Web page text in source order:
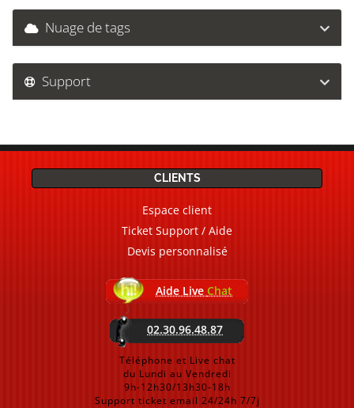
Nuage de tags
Support
CLIENTS
Espace client
Ticket Support / Aide
Devis personnalisé
Aide Live Chat
02.30.96.48.87
Téléphone et Live chat
du Lundi au Vendredi
9h-12h30/13h30-18h
Support ticket email 24/24h 7/7j